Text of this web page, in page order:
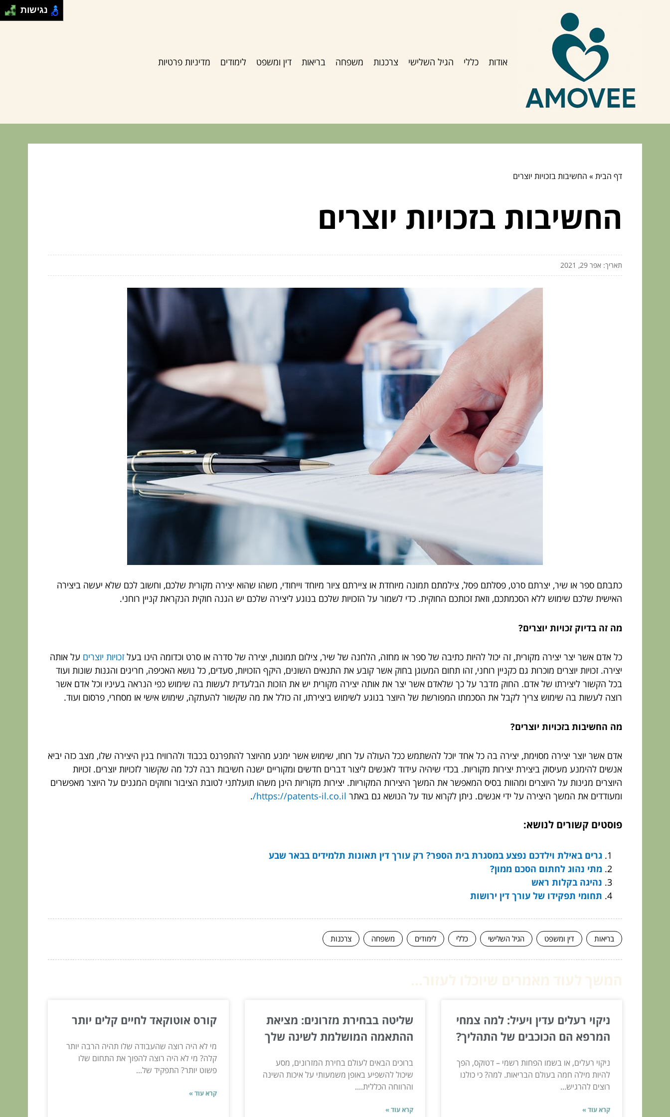
אודות כללי הגיל השלישי צרכנות משפחה בריאות דין ומשפט לימודים מדיניות פרטיות
דף הבית» החשיבות בזכויות יוצרים
החשיבות בזכויות יוצרים
תאריך: אפר 29, 2021
כתבתם ספר או שיר, יצרתם סרט, פסלתם פסל, צילמתם תמונה מיוחדת או ציירתם ציור מיוחד וייחודי, משהו שהוא יצירה מקורית שלכם, וחשוב לכם שלא יעשה ביצירה
האישית שלכם שימוש ללא הסכמתכם, וזאת זכותכם החוקית. כדי לשמור על הזכויות שלכם בנוגע ליצירה שלכם יש הגנה חוקית הנקראת קניין רוחני.
מה זה בדיוק זכויות יוצרים?
כל אדם אשר יצר יצירה מקורית, זה יכול להיות כתיבה של ספר או מחזה, הלחנה של שיר, צילום תמונות, יצירה של סדרה או סרט וכדומה הינו בעל זכויות יוצרים על אותה
יצירה. זכויות יוצרים מוכרות גם כקניין רוחני, זהו תחום המעוגן בחוק אשר קובע את התנאים השונים, היקף הזכויות, סעדים, כל נושא האכיפה, חריגים והגנות שונות ועוד
בכל הקשור ליצירתו של אדם. החוק מדבר על כך שלאדם אשר יצר את אותה יצירה מקורית יש את הזכות הבלעדית לעשות בה שימוש כפי הנראה בעיניו וכל אדם אשר
רוצה לעשות בה שימוש צריך לקבל את הסכמתו המפורשת של היוצר בנוגע לשימוש ביצירתו, זה כולל את מה שקשור להעתקה, שימוש אישי או מסחרי, פרסום ועוד.
מה החשיבות בזכויות יוצרים?
אדם אשר יוצר יצירה מסוימת, יצירה בה כל אחד יוכל להשתמש ככל העולה על רוחו, שימוש אשר ימנע מהיוצר להתפרנס בכבוד ולהרוויח בגין היצירה שלו, מצב כזה יביא
אנשים להימנע מעיסוק ביצירת יצירות מקוריות. בכדי שיהיה עידוד לאנשים ליצור דברים חדשים ומקוריים ישנה חשיבות רבה לכל מה שקשור לזכויות יוצרים. זכויות
היוצרים מגינות על היוצרים ומהוות בסיס המאפשר את המשך היצירות המקוריות. יצירות מקוריות הינן משהו תועלתני לטובת הציבור וחוקים המגנים על היוצר מאפשרים
ומעודדים את המשך היצירה על ידי אנשים. ניתן לקרוא עוד על הנושא גם באתר https://patents-il.co.il/
.
פוסטים קשורים לנושא:
גרים באילת וילדכם נפצע במסגרת בית הספר? רק עורך דין תאונות תלמידים בבאר שבע
מתי נהוג לחתום הסכם ממון?
נהיגה בקלות ראש
תחומי תפקידו של עורך דין ירושות
בריאות דין ומשפט הגיל השלישי כללי לימודים משפחה צרכנות
ניקוי רעלים עדין ויעיל: למה צמחי
המרפא הם הכוכבים של התהליך?
ניקוי רעלים, או בשמו הפחות רשמי – דטוקס, הפך
להיות מילה חמה בעולם הבריאות. למה? כי כולנו
רוצים להרגיש...
קרא עוד »
שליטה בבחירת מזרונים: מציאת
ההתאמה המושלמת לשינה שלך
ברוכים הבאים לעולם בחירת המזרונים, מסע
שיכול להשפיע באופן משמעותי על איכות השינה
והרווחה הכללית....
קרא עוד »
קורס אוטוקאד לחיים קלים יותר
מי לא היה רוצה שהעבודה שלו תהיה הרבה יותר
קלה? מי לא היה רוצה להפוך את התחום שלו
פשוט יותר? התפקיד של...
קרא עוד »
נגישות